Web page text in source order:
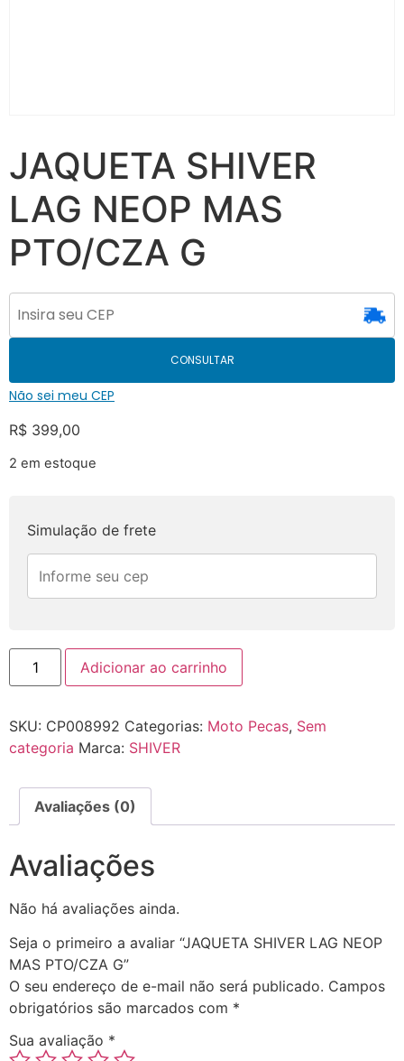
JAQUETA SHIVER
LAG NEOP MAS
PTO/CZA G
CONSULTAR
Não sei meu CEP
R$ 399,00
2 em estoque
Simulação de frete
Adicionar ao carrinho
SKU: CP008992 Categorias: Moto Pecas, Sem
categoria Marca: SHIVER
Avaliações (0)
Avaliações
Não há avaliações ainda.
Seja o primeiro a avaliar “JAQUETA SHIVER LAG NEOP
MAS PTO/CZA G”
O seu endereço de e-mail não será publicado. Campos
obrigatórios são marcados com *
Sua avaliação *